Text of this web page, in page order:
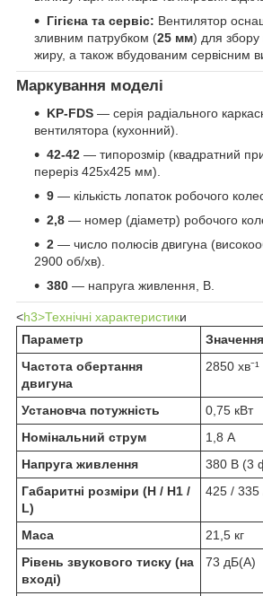
Гігієна та сервіс: Вентилятор
зливним патрубком (25 мм) для збору
жиру, а також вбудованим сервісним
Маркування моделі
KP-FDS — серія радіального
вентилятора (кухонний).
42-42 — типорозмір (квадратний
переріз 425х425 мм).
9 — кількість лопаток робочого
2,8 — номер (діаметр) робочого
2 — число полюсів двигуна
2900 об/хв).
380 — напруга живлення, В.
<h3>Технічні характеристики
Параметр
Значення
Частота обертання
двигуна
2850 хв⁻¹
Установча потужність
0,75 кВт
Номінальний струм
1,8 А
Напруга живлення
380 В (3
Габаритні розміри (H / H1 /
L)
425 /
Маса
21,5 кг
Рівень звукового тиску (на
вході)
73 дБ(А)